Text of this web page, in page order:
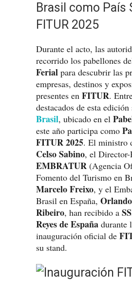
Brasil como País
FITUR 2025
Durante el acto, las
recorrido los pabellones
Ferial para descubrir las
empresas, destinos y
presentes en FITUR.
destacados de esta edición
Brasil, ubicado en el
este año participa como
FITUR 2025. El ministro
Celso Sabino, el Director-
EMBRATUR (Agencia
Fomento del Turismo en
Marcelo Freixo, y el
Brasil en España,
Ribeiro, han recibido a
Reyes de España durante
inauguración oficial de
su stand.